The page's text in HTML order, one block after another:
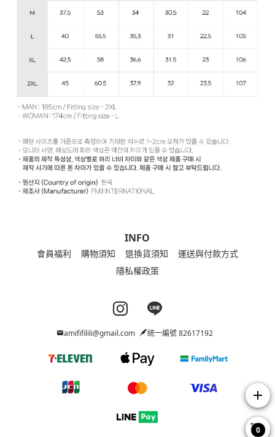
INFO
會員福利 購物須知 退換貨須知
運送與付款方式
隱私權政策
Instagram page
Line page
amififilili@gmail.com 統一編號 82617192
add
0